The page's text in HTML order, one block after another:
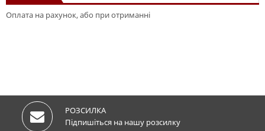
Оплата на рахунок, або при отриманні
РОЗСИЛКА
Підпишіться на нашу розсилку